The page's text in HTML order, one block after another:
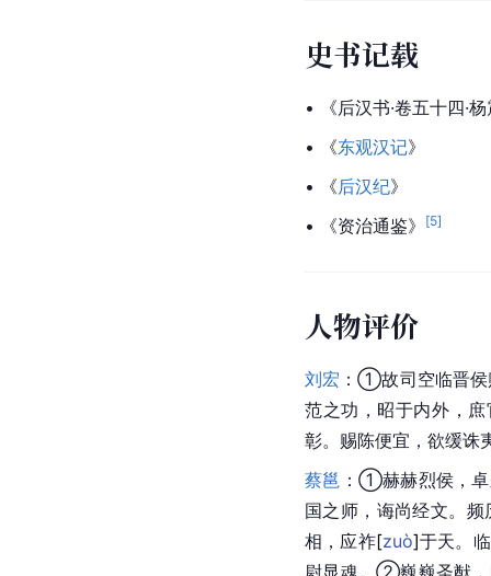
史书记载
• 《后汉书·卷五十四·杨
• 《东观汉记》
• 《后汉纪》
• 《资治通鉴》 [5]
人物评价
刘宏 ：①故司空临晋侯
范之功，昭于内外，
彰。赐陈便宜，欲缓诛
蔡邕 ：①赫赫烈侯，
国之师，诲尚经文。
相，应祚[zuò]于天。